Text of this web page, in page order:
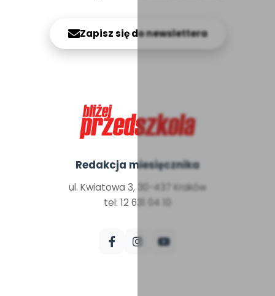
Zapisz się do newslettera
Redakcja miesięcznika
ul. Kwiatowa 3, 30-437 Kraków
tel: 12 631 04 10